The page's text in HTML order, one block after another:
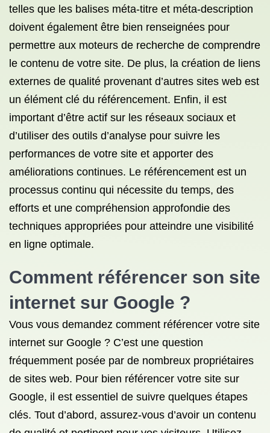
telles que les balises méta-titre et méta-description
doivent également être bien renseignées pour
permettre aux moteurs de recherche de comprendre
le contenu de votre site. De plus, la création de liens
externes de qualité provenant d’autres sites web est
un élément clé du référencement. Enfin, il est
important d’être actif sur les réseaux sociaux et
d’utiliser des outils d’analyse pour suivre les
performances de votre site et apporter des
améliorations continues. Le référencement est un
processus continu qui nécessite du temps, des
efforts et une compréhension approfondie des
techniques appropriées pour atteindre une visibilité
en ligne optimale.
Comment référencer son site
internet sur Google ?
Vous vous demandez comment référencer votre site
internet sur Google ? C’est une question
fréquemment posée par de nombreux propriétaires
de sites web. Pour bien référencer votre site sur
Google, il est essentiel de suivre quelques étapes
clés. Tout d’abord, assurez-vous d’avoir un contenu